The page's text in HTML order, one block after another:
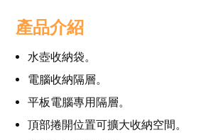
產品介紹
水壺收納袋。
電腦收納隔層。
平板電腦專用隔層。
頂部捲開位置可擴大收納空間。